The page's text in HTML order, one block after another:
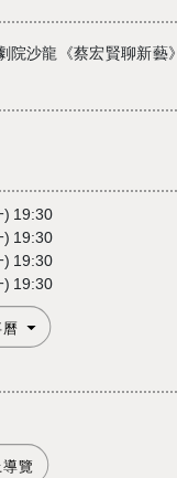
院沙龍《蔡宏賢聊新藝》
) 19:30
) 19:30
) 19:30
) 19:30
曆
導覽